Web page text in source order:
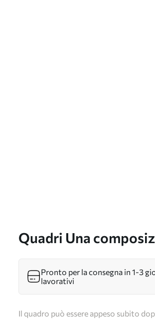
Quadri Una
Pronto per la consegna in 1-3
lavorativi
Il quadro può essere appeso subito